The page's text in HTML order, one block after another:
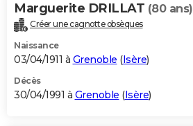
Marguerite DRILLAT (80 ans)
Créer une cagnotte obsèques
Naissance
03/04/1911 à Grenoble (Isère)
Décès
30/04/1991 à Grenoble (Isère)